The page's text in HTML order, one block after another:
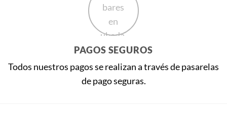
PAGOS SEGUROS
Todos nuestros pagos se realizan a través de pasarelas
de pago seguras.